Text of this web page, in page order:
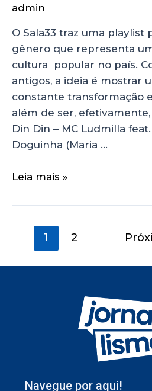
admin
O Sala33 traz uma playlist
gênero que representa
cultura popular no país.
antigos, a ideia é mostrar
constante transformação
além de ser,
Din Din – MC Ludmilla
Doguinha (Maria …
Leia mais »
1 2
Navegue por aqui!